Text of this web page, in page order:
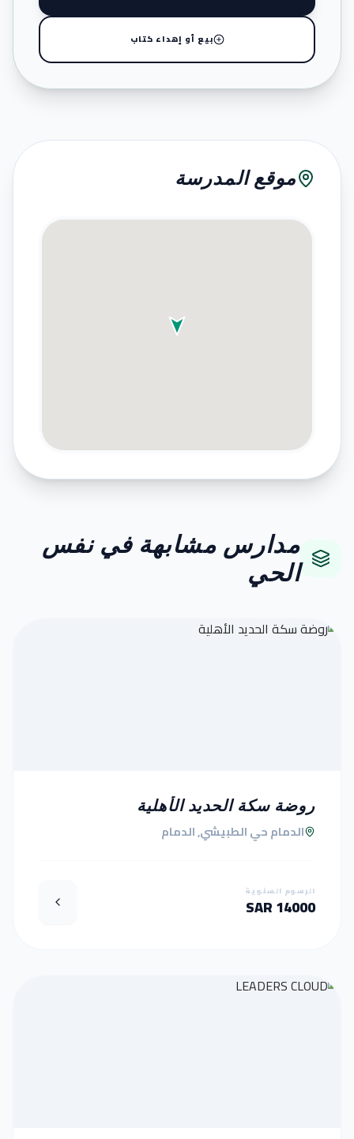
بيع أو إهداء كتاب
موقع المدرسة
مدارس مشابهة في نفس
الحي
روضة سكة الحديد الأهلية
الدمام حي الطبيشي, الدمام
الرسوم السنوية
14000 SAR